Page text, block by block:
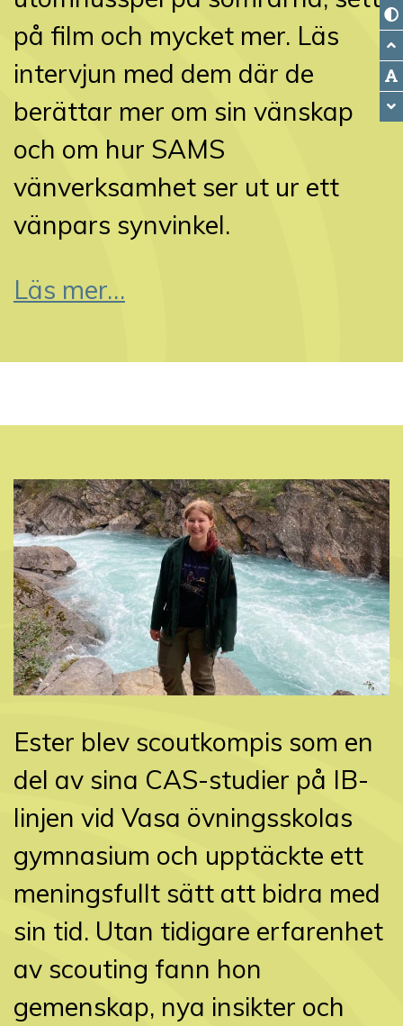
på film och mycket mer. Läs
intervjun med dem där de
berättar mer om sin vänskap
och om hur SAMS
vänverksamhet ser ut ur ett
vänpars synvinkel.
Läs mer…
Ester blev scoutkompis som en
del av sina CAS-studier på IB-
linjen vid Vasa övningsskolas
gymnasium och upptäckte ett
meningsfullt sätt att bidra med
sin tid. Utan tidigare erfarenhet
av scouting fann hon
gemenskap, nya insikter och